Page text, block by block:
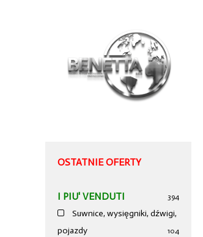
OSTATNIE OFERTY
I PIU' VENDUTI 394
Suwnice, wysięgniki, dźwigi,
pojazdy
104